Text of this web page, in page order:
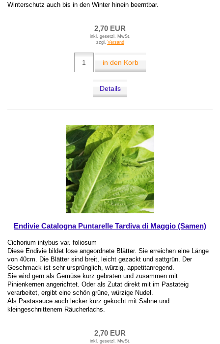
Winterschutz auch bis in den Winter hinein beerntbar.
2,70 EUR
inkl. gesetzl. MwSt.
zzgl. Versand
in den Korb
Details
Endivie Catalogna Puntarelle Tardiva di Maggio (Samen)
Cichorium intybus var. foliosum
Diese Endivie bildet lose angeordnete Blätter. Sie erreichen eine Länge
von 40cm. Die Blätter sind breit, leicht gezackt und sattgrün. Der
Geschmack ist sehr ursprünglich, würzig, appetitanregend.
Sie wird gern als Gemüse kurz gebraten und zusammen mit
Pinienkernen angerichtet. Oder als Zutat direkt mit im Pastateig
verarbeitet, ergibt eine schön grüne, würzige Nudel.
Als Pastasauce auch lecker kurz gekocht mit Sahne und
kleingeschnittenem Räucherlachs.
2,70 EUR
inkl. gesetzl. MwSt.